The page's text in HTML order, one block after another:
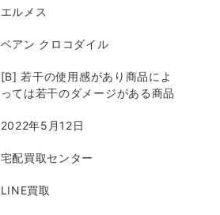
エルメス
ベアン クロコダイル
[B] 若干の使用感があり商品によ
っては若干のダメージがある商品
2022年5月12日
宅配買取センター
LINE買取